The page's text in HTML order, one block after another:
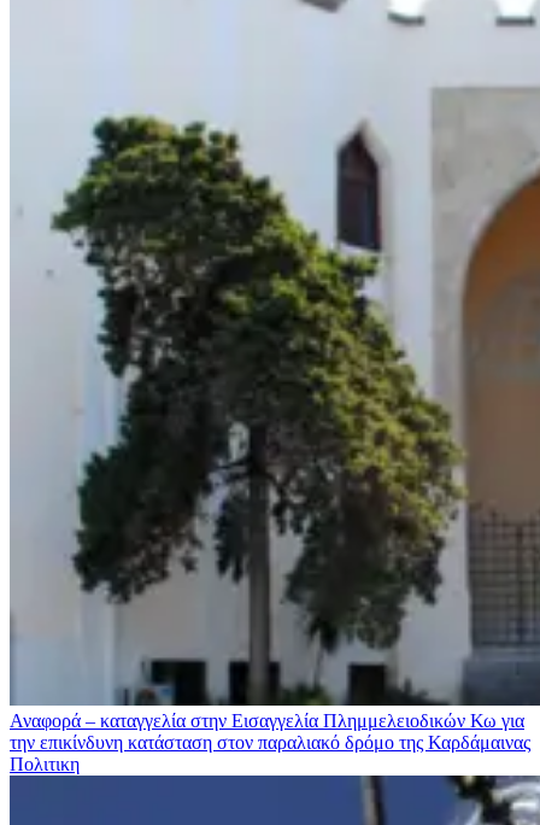
Αναφορά – καταγγελία στην Εισαγγελία Πλημμελειοδικών Κω για
την επικίνδυνη κατάσταση στον παραλιακό δρόμο της Καρδάμαινας
Πολιτικη